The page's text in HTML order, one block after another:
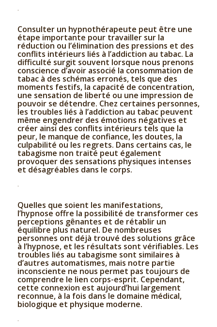
.
Consulter un hypnothérapeute peut être une
étape importante pour travailler sur la
réduction ou l’élimination des pressions et des
conflits intérieurs liés à l’addiction au tabac. La
difficulté surgit souvent lorsque nous prenons
conscience d’avoir associé la consommation de
tabac à des schémas erronés, tels que des
moments festifs, la capacité de concentration,
une sensation de liberté ou une impression de
pouvoir se détendre. Chez certaines personnes,
les troubles liés à l’addiction au tabac peuvent
même engendrer des émotions négatives et
créer ainsi des conflits intérieurs tels que la
peur, le manque de confiance, les doutes, la
culpabilité ou les regrets. Dans certains cas, le
tabagisme non traité peut également
provoquer des sensations physiques intenses
et désagréables dans le corps.
.
Quelles que soient les manifestations,
l’hypnose offre la possibilité de transformer ces
perceptions gênantes et de rétablir un
équilibre plus naturel. De nombreuses
personnes ont déjà trouvé des solutions grâce
à l’hypnose, et les résultats sont vérifiables. Les
troubles liés au tabagisme sont similaires à
d’autres automatismes, mais notre partie
inconsciente ne nous permet pas toujours de
comprendre le lien corps-esprit. Cependant,
cette connexion est aujourd’hui largement
reconnue, à la fois dans le domaine médical,
biologique et physique moderne.
.